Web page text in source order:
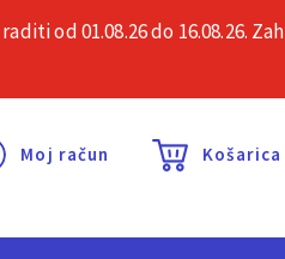
pitanja Kontakt
Moj račun Košarica
od 01.08.26 do 16.08.26.